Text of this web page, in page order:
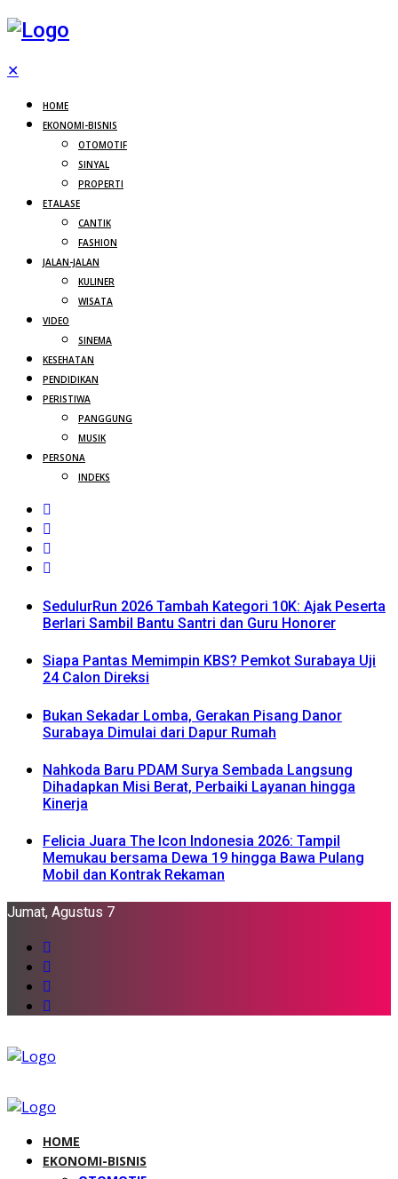
✕
HOME
EKONOMI-BISNIS
OTOMOTIF
SINYAL
PROPERTI
ETALASE
CANTIK
FASHION
JALAN-JALAN
KULINER
WISATA
VIDEO
SINEMA
KESEHATAN
PENDIDIKAN
PERISTIWA
PANGGUNG
MUSIK
PERSONA
INDEKS
SedulurRun 2026 Tambah Kategori 10K: Ajak Peserta
Berlari Sambil Bantu Santri dan Guru Honorer
Siapa Pantas Memimpin KBS? Pemkot Surabaya Uji
24 Calon Direksi
Bukan Sekadar Lomba, Gerakan Pisang Danor
Surabaya Dimulai dari Dapur Rumah
Nahkoda Baru PDAM Surya Sembada Langsung
Dihadapkan Misi Berat, Perbaiki Layanan hingga
Kinerja
Felicia Juara The Icon Indonesia 2026: Tampil
Memukau bersama Dewa 19 hingga Bawa Pulang
Mobil dan Kontrak Rekaman
Jumat, Agustus 7
HOME
EKONOMI-BISNIS